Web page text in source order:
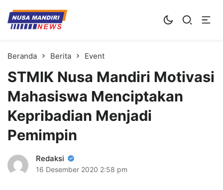
Kampus Digital Bisnis
Universitas Nusa Mandiri
Beranda Berita Event
STMIK Nusa Mandiri Motivasi
Mahasiswa Menciptakan
Kepribadian Menjadi
Pemimpin
Redaksi
16 Desember 2020 2:58 pm